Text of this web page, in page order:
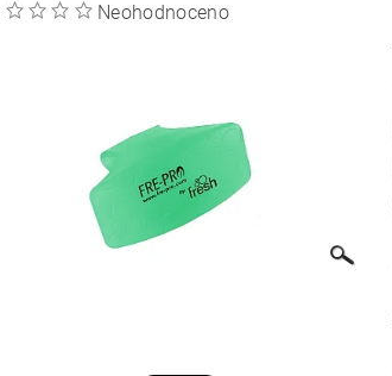
Neohodnoceno